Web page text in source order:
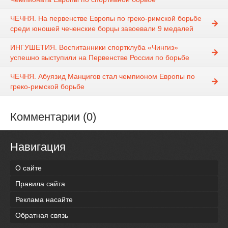
ЧЕЧНЯ. На первенстве Европы по греко-римской борьбе
среди юношей чеченские борцы завоевали 9 медалей
ИНГУШЕТИЯ. Воспитанники спортклуба «Чингиз»
успешно выступили на Первенстве России по борьбе
ЧЕЧНЯ. Абуязид Манцигов стал чемпионом Европы по
греко-римской борьбе
Комментарии (0)
Навигация
О сайте
Правила сайта
Реклама насайте
Обратная связь